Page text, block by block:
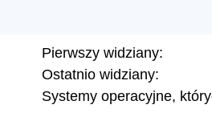
Pierwszy widziany:
Ostatnio widziany:
Systemy operacyjne,